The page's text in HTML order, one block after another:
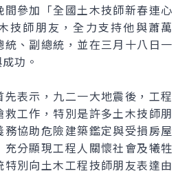
參加「全國土木技師新春連心
技師朋友，全力支持他與蕭萬
統、副總統，並在三月十八日一
功。
表示，九二一大地震後，工程
救工作，特別是許多土木技師朋
協助危險建築鑑定與受損房屋
分顯現工程人關懷社會及犧牲
別向土木工程技師朋友表達由